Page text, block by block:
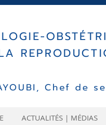
OBST
Chef de
ACTUALITÉS | MÉDIAS